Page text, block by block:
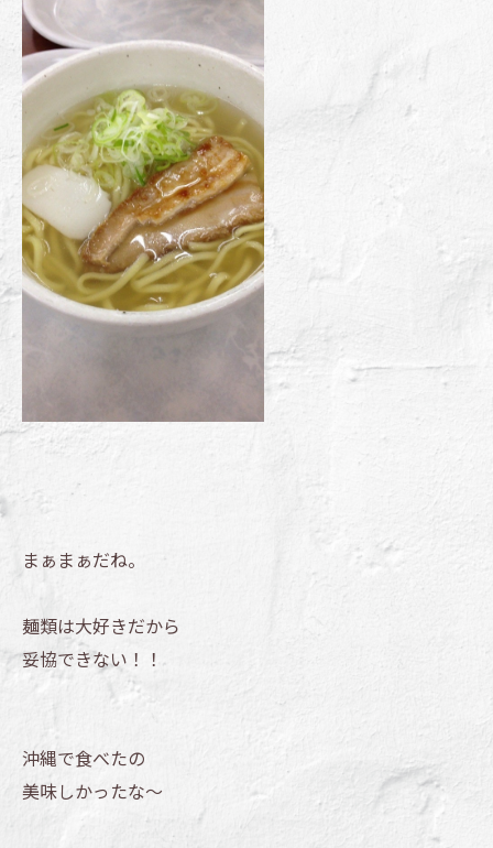
まぁまぁだね。
麺類は大好きだから
妥協できない！！
沖縄で食べたの
美味しかったな～